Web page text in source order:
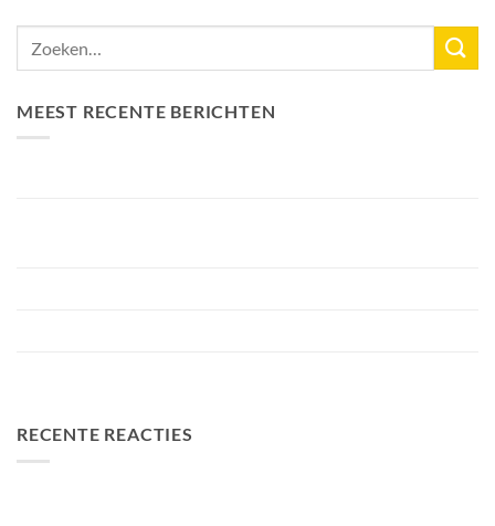
MEEST RECENTE BERICHTEN
RECENTE REACTIES